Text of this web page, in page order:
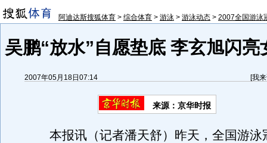
阿迪达斯搜狐体育 > 综合体育 > 游泳 > 游泳动态 > 2007全国游泳
吴鹏“放水”自愿垫底 李玄旭闪亮
2007年05月18日07:14 [我
来源：京华时报
本报讯（记者潘天舒）昨天，全国游泳